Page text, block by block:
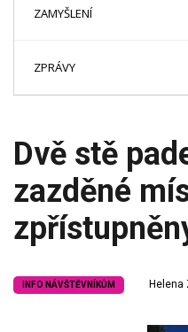
ZAMYŠLENÍ
ZPRÁVY
Dvě stě
zazděné
INFO NÁVŠTĚVNÍKŮM Helena